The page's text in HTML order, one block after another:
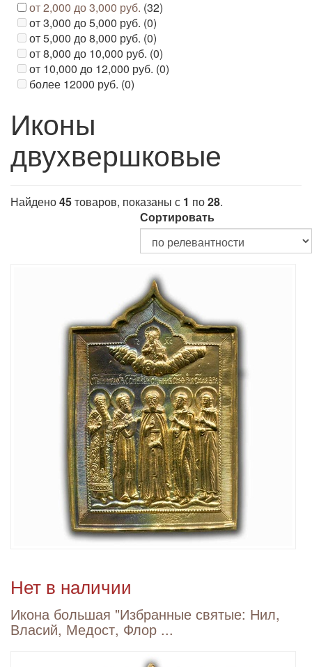
от 2,000 до 3,000 руб. (32)
от 3,000 до 5,000 руб. (0)
от 5,000 до 8,000 руб. (0)
от 8,000 до 10,000 руб. (0)
от 10,000 до 12,000 руб. (0)
более 12000 руб. (0)
Иконы
двухвершковые
Найдено45товаров, показаны с 1 по28.
Сортировать
Нет в наличии
Икона большая "Избранные святые: Нил,
Власий, Медост, Флор ...